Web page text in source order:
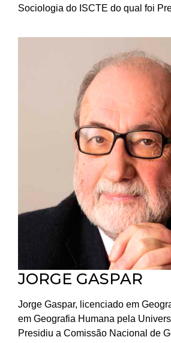
Sociologia do ISCTE do qual foi
JORGE GASPAR
Jorge Gaspar, licenciado em
em Geografia Humana pela
Presidiu a Comissão Nacional de